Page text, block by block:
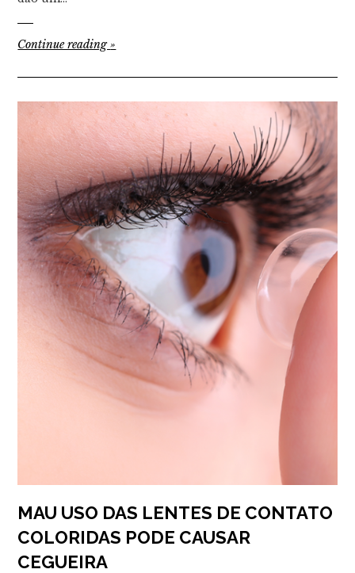
Continue reading»
MAU USO DAS LENTES DE CONTATO
COLORIDAS PODE CAUSAR
CEGUEIRA